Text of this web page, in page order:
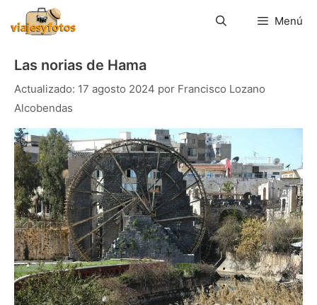
contenido
Menú
Las norias de Hama
17 agosto 2024 por Francisco Lozano
Alcobendas